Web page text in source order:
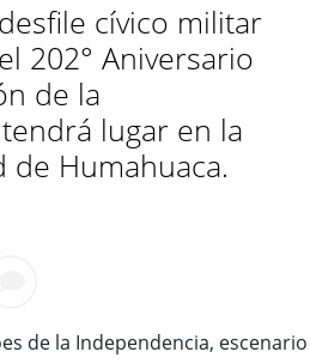
cívico militar
202° Aniversario
de la
lugar en la
de Humahuaca.